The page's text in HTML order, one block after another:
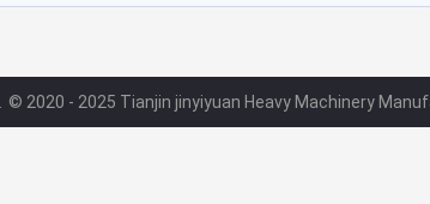
© 2020 - 2025 Tianjin jinyiyuan Heavy Machinery